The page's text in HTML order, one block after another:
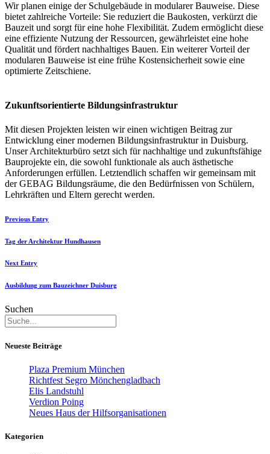
Wir planen einige der Schulgebäude in modularer Bauweise. Diese
bietet zahlreiche Vorteile: Sie reduziert die Baukosten, verkürzt die
Bauzeit und sorgt für eine hohe Flexibilität. Zudem ermöglicht diese
eine effiziente Nutzung der Ressourcen, gewährleistet eine hohe
Qualität und fördert nachhaltiges Bauen. Ein weiterer Vorteil der
modularen Bauweise ist eine frühe Kostensicherheit sowie eine
optimierte Zeitschiene.
Zukunftsorientierte Bildungsinfrastruktur
Mit diesen Projekten leisten wir einen wichtigen Beitrag zur
Entwicklung einer modernen Bildungsinfrastruktur in Duisburg.
Unser Architekturbüro setzt sich für nachhaltige und zukunftsfähige
Bauprojekte ein, die sowohl funktionale als auch ästhetische
Anforderungen erfüllen. Letztendlich schaffen wir gemeinsam mit
der GEBAG Bildungsräume, die den Bedürfnissen von Schülern,
Lehrkräften und Eltern gerecht werden.
Previous Entry
Tag der Architektur Hundhausen
Next Entry
Ausbildung zum Bauzeichner Duisburg
Suchen
Neueste Beiträge
Plaza Premium München
Richtfest Segro Mönchengladbach
Elis Landstuhl
Verdion Poing
Neues Haus der Hilfsorganisationen
Kategorien